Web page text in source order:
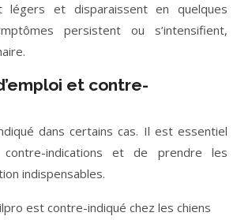
légers et disparaissent en quelques
persistent ou s’intensifient,
et contre-
dans certains cas. Il est essentiel
indications et de prendre les
indispensables.
est contre-indiqué chez les chiens